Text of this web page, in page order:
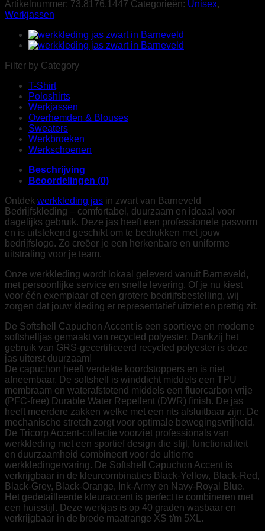
Artikelnummer: 73.8176.1447 Categorieën: Unisex,
Werkjassen
Filter by Category
T-Shirt
Poloshirts
Werkjassen
Overhemden & Blouses
Sweaters
Werkbroeken
Werkschoenen
Beschrijving
Beoordelingen (0)
Ontdek werkkleding jas in zwart van Barneveld
Bedrijfskleding – comfortabel, duurzaam en ideaal voor
dagelijks gebruik. Deze jas heeft een professionele pasvorm
en is uitstekend geschikt om te bedrukken met jouw
bedrijfslogo. Zo creëer je een herkenbare en uniforme
uitstraling voor je team.
Onze werkkleding wordt lokaal geleverd vanuit Barneveld,
met persoonlijke service en snelle levering. Of je nu kiest
voor één exemplaar of een grotere bedrijfsbestelling, wij
zorgen dat jouw kleding er representatief uitziet en prettig zit.
De Softshell Capuchon Accent is een sportieve en moderne
softshelljas gemaakt van recycled polyester. Dankzij het
gebruik van GRS-gecertificeerd recycled polyester is deze
jas uiterst duurzaam!
De capuchon heeft verdekte koordstoppers en is niet
afneembaar. De softshell is winddicht middels een TPU
membraam en waterafstotend middels een fluorcarbon vrije
(PFC-free) Durable Water Repellent (DWR) finish. De jas
heeft meerdere zakken welke met een rits afsluitbaar zijn. De
mechanische stretch zorgt voor optimale bewegingsvrijheid.
De Tricorp Accent-collectie voorziet professionals van
werkkleding met een sportief design die stijl, functionaliteit
en duurzaamheid combineert voor de ultieme
werkkledingervaring. De Softshell Capuchon Accent is
verkrijgbaar in de kleurcombinaties Black-Yellow, Black-Red,
Black-Grey, Black-Orange, Ink-Army en Navy-Royal Blue.
Het gedetailleerde kleuraccent is perfect te combineren met
een huisstijl. Deze werkjas is op 40 graden wasbaar en
verkrijgbaar in de brede maatrange XS t/m 5XL.